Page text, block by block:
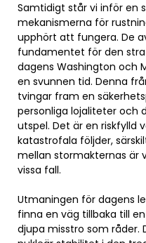
Samtidigt står vi inför en
mekanismerna för
upphört att fungera. De
fundamentet för den
dagens Washington och
en svunnen tid. Denna
tvingar fram en
personliga lojaliteter och
utspel. Det är en riskfylld
katastrofala följder,
mellan stormakternas är
vissa fall.
Utmaningen för dagens
finna en väg tillbaka till
djupa misstro som råder.